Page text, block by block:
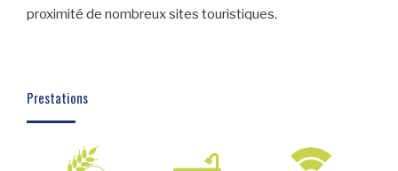
proximité de nombreux sites touristiques.
Prestations